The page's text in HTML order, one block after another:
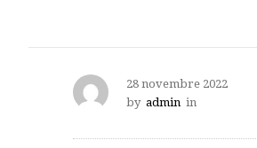
28 novembre 2022
by admin in